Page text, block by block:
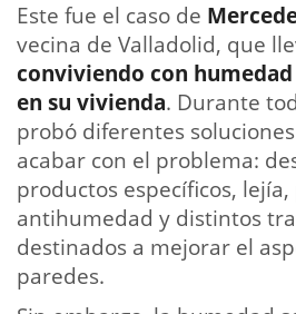
Este fue el caso de
vecina de Valladolid, que
conviviendo con
en su vivienda. Durante
probó diferentes
acabar con el problema:
productos específicos,
antihumedad y distintos
destinados a mejorar el
paredes.